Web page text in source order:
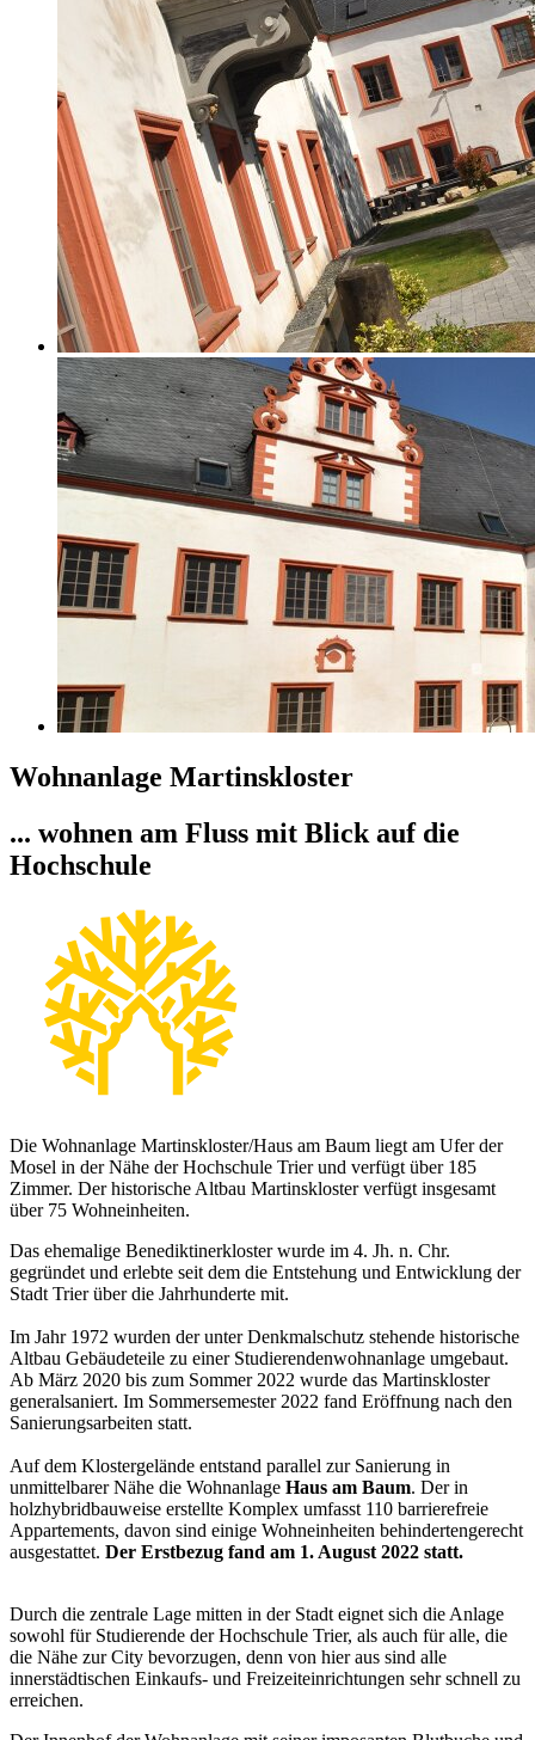
Wohnanlage Martinskloster
... wohnen am Fluss mit Blick auf die
Hochschule
Die Wohnanlage Martinskloster/Haus am Baum liegt am Ufer der
Mosel in der Nähe der Hochschule Trier und verfügt über 185
Zimmer. Der historische Altbau Martinskloster verfügt insgesamt
über 75 Wohneinheiten.
Das ehemalige Benediktinerkloster wurde im 4. Jh. n. Chr.
gegründet und erlebte seit dem die Entstehung und Entwicklung der
Stadt Trier über die Jahrhunderte mit.
Im Jahr 1972 wurden der unter Denkmalschutz stehende historische
Altbau Gebäudeteile zu einer Studierendenwohnanlage umgebaut.
Ab März 2020 bis zum Sommer 2022 wurde das Martinskloster
generalsaniert. Im Sommersemester 2022 fand Eröffnung nach den
Sanierungsarbeiten statt.
Auf dem Klostergelände entstand parallel zur Sanierung in
unmittelbarer Nähe die Wohnanlage Haus am Baum. Der in
holzhybridbauweise erstellte Komplex umfasst 110 barrierefreie
Appartements, davon sind einige Wohneinheiten behindertengerecht
ausgestattet. Der Erstbezug fand am 1. August 2022 statt.
Durch die zentrale Lage mitten in der Stadt eignet sich die Anlage
sowohl für Studierende der Hochschule Trier, als auch für alle, die
die Nähe zur City bevorzugen, denn von hier aus sind alle
innerstädtischen Einkaufs- und Freizeiteinrichtungen sehr schnell zu
erreichen.